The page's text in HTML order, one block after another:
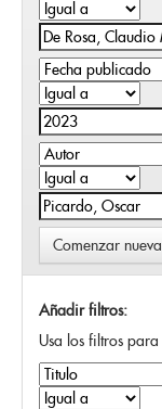
Comenzar
Añadir filtros:
Usa los filtros